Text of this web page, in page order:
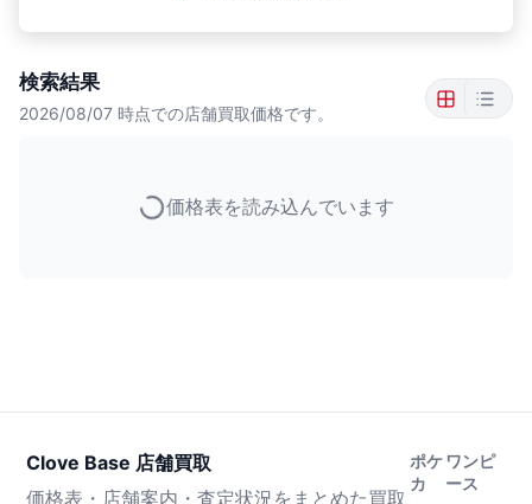
検索結果
2026/08/07 時点での店舗買取価格です。
価格表を読み込んでいます
Clove Base 店舗買取
価格表・店舗案内・査定状況をまとめた買取
ポケ
カ
ワンピ
ース